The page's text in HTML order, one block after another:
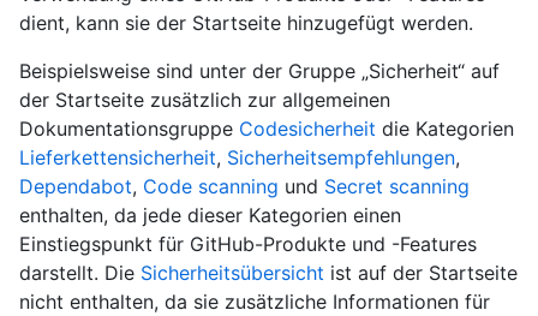
dient, kann sie der Startseite hinzugefügt werden.
Beispielsweise sind unter der Gruppe „Sicherheit“ auf
der Startseite zusätzlich zur allgemeinen
Dokumentationsgruppe Codesicherheit die Kategorien
Lieferkettensicherheit, Sicherheitsempfehlungen,
Dependabot, Code scanning und Secret scanning
enthalten, da jede dieser Kategorien einen
Einstiegspunkt für GitHub-Produkte und -Features
darstellt. Die Sicherheitsübersicht ist auf der Startseite
nicht enthalten, da sie zusätzliche Informationen für